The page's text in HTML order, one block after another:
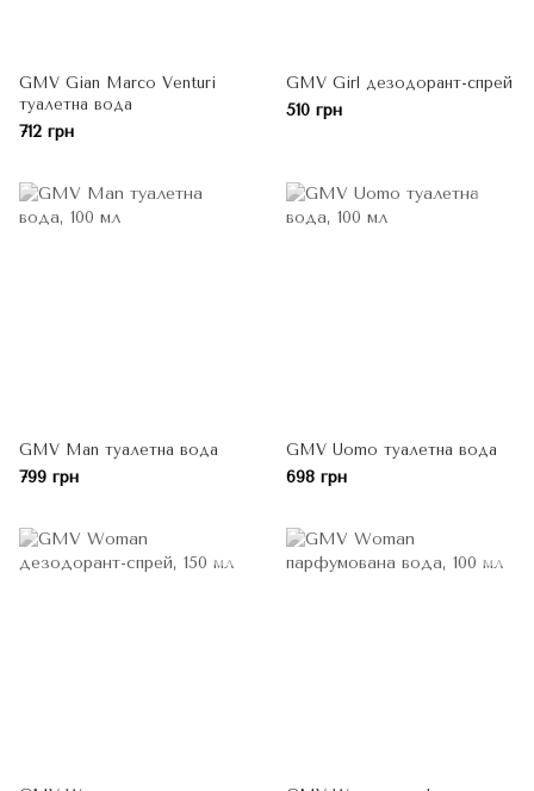
GMV Gian Marco Venturi
туалетна вода
712 грн
GMV Girl дезодорант-спрей
510 грн
GMV Man туалетна вода
799 грн
GMV Uomo туалетна вода
698 грн